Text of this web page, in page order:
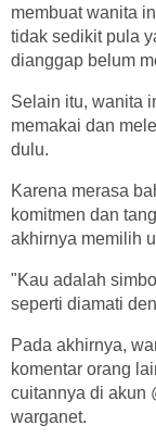
membuat wanita
tidak sedikit pula
dianggap belum
Selain itu, wanita
memakai dan
dulu.
Karena merasa
komitmen dan
akhirnya memilih
"Kau adalah
seperti diamati
Pada akhirnya,
komentar orang
cuitannya di akun
warganet.